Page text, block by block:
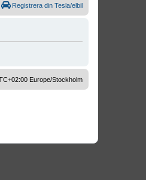
Registrera din Tesla/elbil
Europe/Stockholm